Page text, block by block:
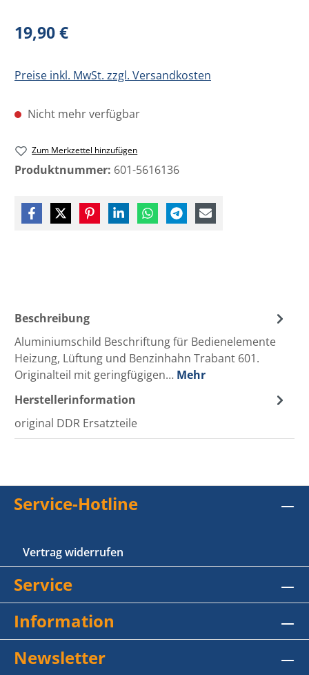
Regulärer Preis:
19,90 €
Preise inkl. MwSt. zzgl. Versandkosten
Nicht mehr verfügbar
Zum Merkzettel hinzufügen
Produktnummer: 601-5616136
Beschreibung
Aluminiumschild Beschriftung für Bedienelemente
Heizung, Lüftung und Benzinhahn Trabant 601.
Originalteil mit geringfügigen… Mehr
Herstellerinformation
original DDR Ersatzteile
Service-Hotline
Vertrag widerrufen
Service
Information
Newsletter